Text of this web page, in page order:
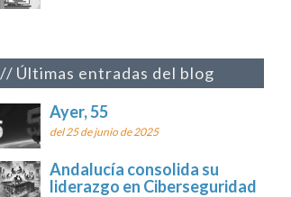
Últimas entradas del blog
Ayer, 55
del 25 de junio de 2025
Andalucía consolida su
liderazgo en Ciberseguridad